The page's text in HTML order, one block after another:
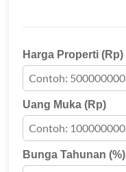
Harga Properti (Rp)
Uang Muka (Rp)
Bunga Tahunan (%)